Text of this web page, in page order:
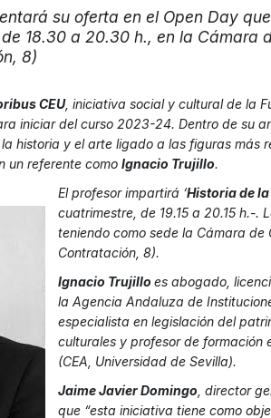
su oferta en el Open Day
18.30 a 20.30 h., en la Cámara
8)
CEU, iniciativa social y cultural de la
iniciar del curso 2023-24. Dentro de su
historia y el arte ligado a las figuras más
un referente como Ignacio Trujillo.
El profesor impartirá ‘Historia de
cuatrimestre, de 19.15 a 20.15 h.-.
teniendo como sede la Cámara de
Contratación, 8).
Ignacio Trujillo es abogado,
la Agencia Andaluza de
especialista en legislación del
culturales y profesor de formación
(CEA, Universidad de Sevilla).
Jaime Javier Domingo , director
que “esta iniciativa tiene como